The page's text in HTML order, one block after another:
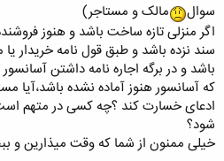
سوال
مالک و مستاجر)
اگر منزلی تازه ساخت باشد و هنوز
سند نزده باشد و طبق قول نامه خریدار یا
باشد و در برگه اجاره نامه داشتن
که آسانسور هنوز آماده نشده باشد،آیا
ادعای خسارت کند ؟چه کسی در متهم
شود؟
خیلی ممنون از شما که وقت میذارین و